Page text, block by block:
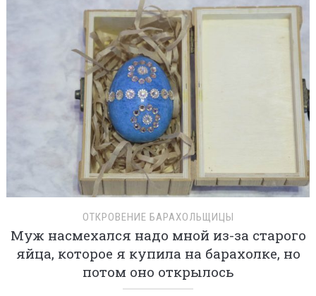
ОТКРОВЕНИЕ БАРАХОЛЬЩИЦЫ
Муж насмехался надо мной из-за старого
яйца, которое я купила на барахолке, но
потом оно открылось